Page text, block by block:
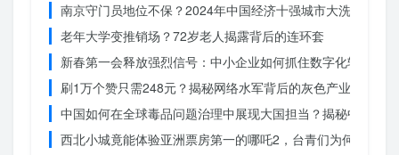
南京守门员地位不保？2024年中国经济十强城市大洗牌
老年大学变推销场？72岁老人揭露背后的连环套
新春第一会释放强烈信号：中小企业如何抓住数字化转型的
刷1万个赞只需248元？揭秘网络水军背后的灰色产业链
中国如何在全球毒品问题治理中展现大国担当？揭秘中国方
西北小城竟能体验亚洲票房第一的哪吒2，台青们为何如此惊